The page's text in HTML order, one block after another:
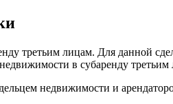
третьим лицам. Для данной
в субаренду третьим
недвижимости и